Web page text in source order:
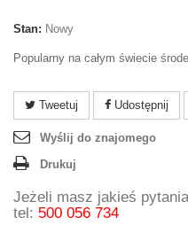
Stan: Nowy
Popularny na całym świecie
Tweetuj Udostępnij
Wyślij do znajomego
Drukuj
Jeżeli masz jakieś
tel: 500 056 734